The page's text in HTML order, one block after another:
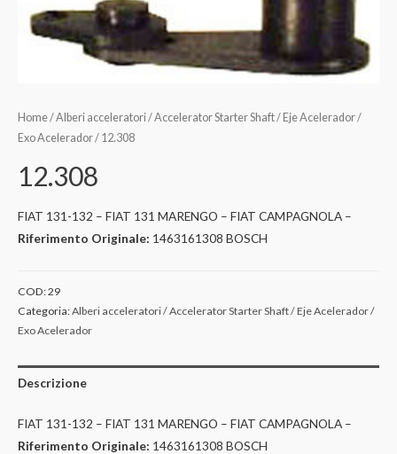
Home/Alberi acceleratori / Accelerator Starter Shaft / Eje Acelerador /
Exo Acelerador/ 12.308
12.308
FIAT 131-132 – FIAT 131 MARENGO – FIAT CAMPAGNOLA –
Riferimento Originale: 1463161308 BOSCH
COD:29
Categoria:Alberi acceleratori / Accelerator Starter Shaft / Eje Acelerador /
Exo Acelerador
Descrizione
FIAT 131-132 – FIAT 131 MARENGO – FIAT CAMPAGNOLA –
Riferimento Originale: 1463161308 BOSCH